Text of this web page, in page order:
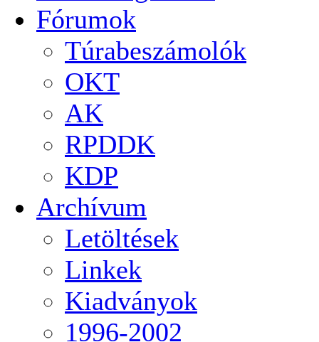
Fórumok
Túrabeszámolók
OKT
AK
RPDDK
KDP
Archívum
Letöltések
Linkek
Kiadványok
1996-2002